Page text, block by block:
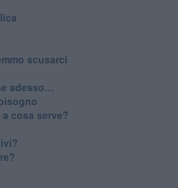
scusarci
adesso…
cosa serve?